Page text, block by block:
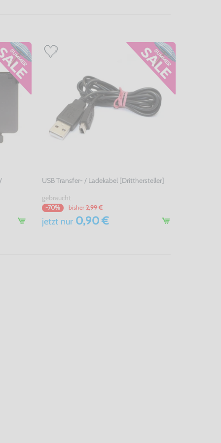
USB Transfer- / Ladekabel [Dritthersteller]
gebraucht
-70% bisher 2,99 €
jetzt nur0,90 €